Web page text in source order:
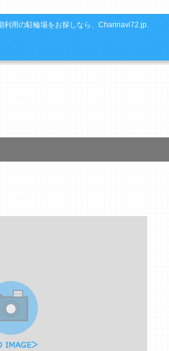
利用の駐輪場をお探しなら、Charinavi72.jp.